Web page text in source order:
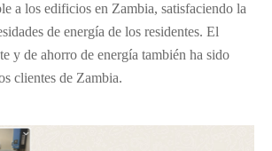
a los edificios en Zambia, satisfaciendo la
de energía de los residentes. El
y de ahorro de energía también ha sido
clientes de Zambia.